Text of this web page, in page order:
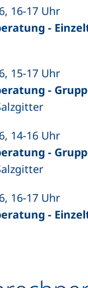
16-17 Uhr
-
15-17 Uhr
-
14-16 Uhr
-
16-17 Uhr
-